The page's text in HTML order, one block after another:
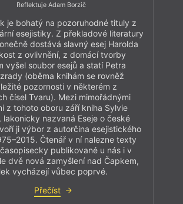
Reflektuje Adam Borzič
je bohatý na pozoruhodné tituly z
esejistiky. Z překladové literatury
dostává slavný esej Harolda
z ovlivnění, z domácí tvorby
vyšel soubor esejů a statí Petra
(oběma knihám se rovněž
pozornosti v některém z
čísel Tvaru). Mezi mimořádnými
z tohoto oboru září kniha Sylvie
lakonicky nazvaná Eseje o české
ji výbor z autorčina esejistického
Čtenář v ní nalezne texty
publikované u nás i v
dvě nová zamyšlení nad Čapkem,
vycházejí vůbec poprvé.
Přečíst